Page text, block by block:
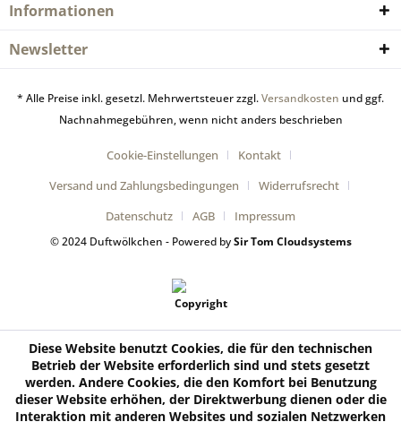
Informationen
Newsletter
* Alle Preise inkl. gesetzl. Mehrwertsteuer zzgl.Versandkosten und ggf.
Nachnahmegebühren, wenn nicht anders beschrieben
Cookie-Einstellungen
Kontakt
Versand und Zahlungsbedingungen
Widerrufsrecht
Datenschutz
AGB Impressum
© 2024 Duftwölkchen - Powered bySir Tom Cloudsystems
Diese Website benutzt Cookies, die für den technischen
Betrieb der Website erforderlich sind und stets gesetzt
werden. Andere Cookies, die den Komfort bei Benutzung
dieser Website erhöhen, der Direktwerbung dienen oder die
Interaktion mit anderen Websites und sozialen Netzwerken